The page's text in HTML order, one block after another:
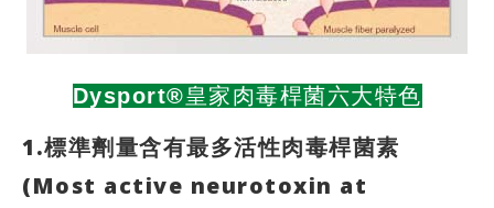
Dysport®皇家肉毒桿菌六大特色
1.標準劑量含有最多活性肉毒桿菌素
(Most active neurotoxin at